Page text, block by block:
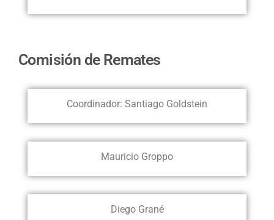
Comisión de Remates
Coordinador: Santiago Goldstein
Mauricio Groppo
Diego Grané